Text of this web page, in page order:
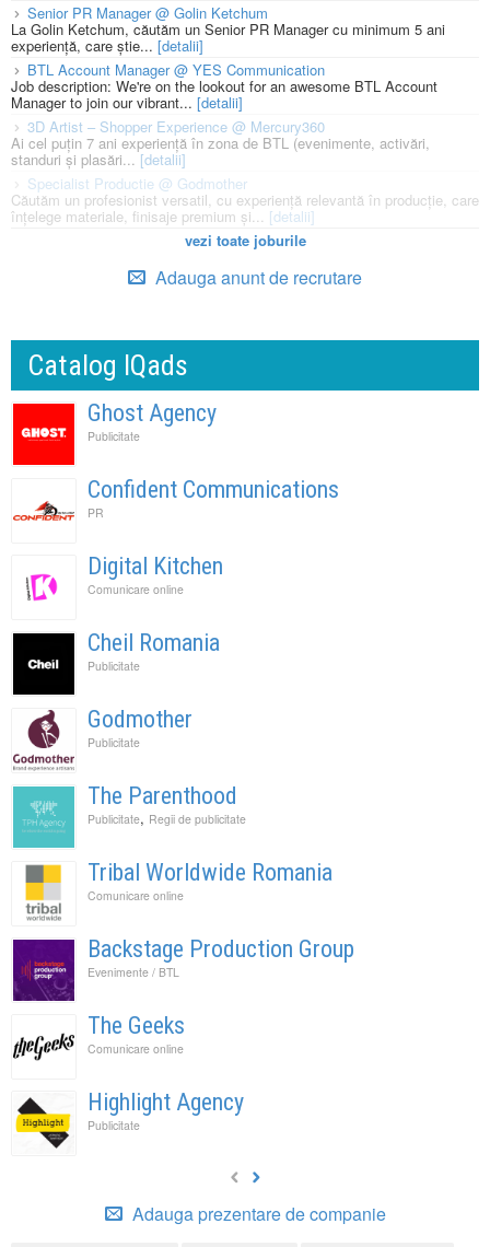
Senior PR Manager @ Golin Ketchum
La Golin Ketchum, căutăm un Senior PR Manager cu minimum 5 ani
experiență, care știe... [detalii]
BTL Account Manager @ YES Communication
Job description: We're on the lookout for an awesome BTL Account
Manager to join our vibrant... [detalii]
3D Artist – Shopper Experience @ Mercury360
Ai cel puțin 7 ani experiență în zona de BTL (evenimente, activări,
standuri și plasări...[detalii]
Specialist Productie @ Godmother
Căutăm un profesionist versatil, cu experiență relevantă în producție, care
înțelege materiale, finisaje premium și... [detalii]
vezi toate joburile
Adauga anunt de recrutare
Catalog IQads
Ghost Agency
Publicitate
Confident Communications
PR
Digital Kitchen
Comunicare online
Cheil Romania
Publicitate
Godmother
Publicitate
The Parenthood
Publicitate, Regii de publicitate
Tribal Worldwide Romania
Comunicare online
Backstage Production Group
Evenimente / BTL
The Geeks
Comunicare online
Highlight Agency
Publicitate
Adauga prezentare de companie